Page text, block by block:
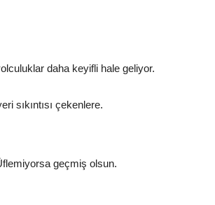
daha keyifli hale geliyor.
sıkıntısı çekenlere.
geçmiş olsun.